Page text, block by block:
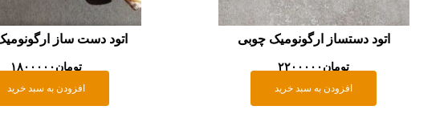
اتود دستساز ارگونومیک چوبی
تومان۲۲۰۰۰۰۰
افزودن به سبد خرید
اتود دست ساز
تومان۱۸۰۰۰۰۰
افزودن به سبد خرید